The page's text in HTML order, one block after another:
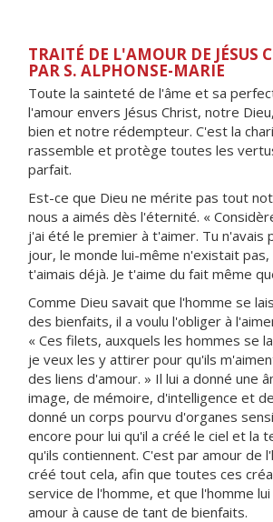
TRAITÉ DE L'AMOUR DE JÉSUS
PAR S. ALPHONSE-MARIE
Toute la sainteté de l'âme et sa
l'amour envers Jésus Christ, notre
bien et notre rédempteur. C'est la
rassemble et protège toutes les
parfait.
Est-ce que Dieu ne mérite pas tout
nous a aimés dès l'éternité. «
j'ai été le premier à t'aimer. Tu n'avais
jour, le monde lui-même n'existait
t'aimais déjà. Je t'aime du fait même
Comme Dieu savait que l'homme se
des bienfaits, il a voulu l'obliger à
« Ces filets, auxquels les hommes se
je veux les y attirer pour qu'ils
des liens d'amour. » Il lui a donné une
image, de mémoire, d'intelligence et
donné un corps pourvu d'organes
encore pour lui qu'il a créé le ciel et la
qu'ils contiennent. C'est par amour de
créé tout cela, afin que toutes ces
service de l'homme, et que l'homme
amour à cause de tant de bienfaits.